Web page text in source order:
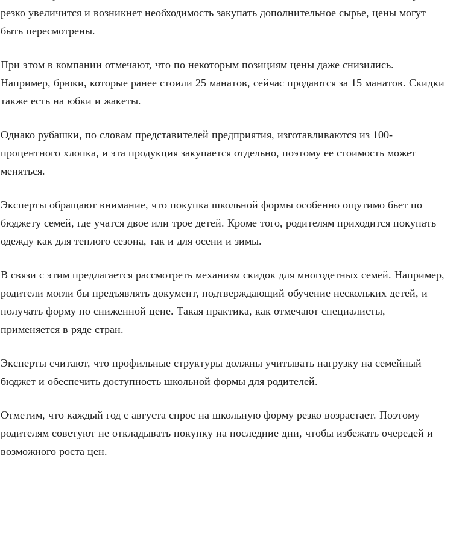
резко увеличится и возникнет необходимость закупать дополнительное сырье, цены могут
быть пересмотрены.
При этом в компании отмечают, что по некоторым позициям цены даже снизились.
Например, брюки, которые ранее стоили 25 манатов, сейчас продаются за 15 манатов. Скидки
также есть на юбки и жакеты.
Однако рубашки, по словам представителей предприятия, изготавливаются из 100-
процентного хлопка, и эта продукция закупается отдельно, поэтому ее стоимость может
меняться.
Эксперты обращают внимание, что покупка школьной формы особенно ощутимо бьет по
бюджету семей, где учатся двое или трое детей. Кроме того, родителям приходится покупать
одежду как для теплого сезона, так и для осени и зимы.
В связи с этим предлагается рассмотреть механизм скидок для многодетных семей. Например,
родители могли бы предъявлять документ, подтверждающий обучение нескольких детей, и
получать форму по сниженной цене. Такая практика, как отмечают специалисты,
применяется в ряде стран.
Эксперты считают, что профильные структуры должны учитывать нагрузку на семейный
бюджет и обеспечить доступность школьной формы для родителей.
Отметим, что каждый год с августа спрос на школьную форму резко возрастает. Поэтому
родителям советуют не откладывать покупку на последние дни, чтобы избежать очередей и
возможного роста цен.